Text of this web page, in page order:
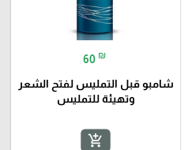
60 ₪
شامبو قبل التمليس لفتح الشعر
وتهيئة للتمليس
add_shopping_cart